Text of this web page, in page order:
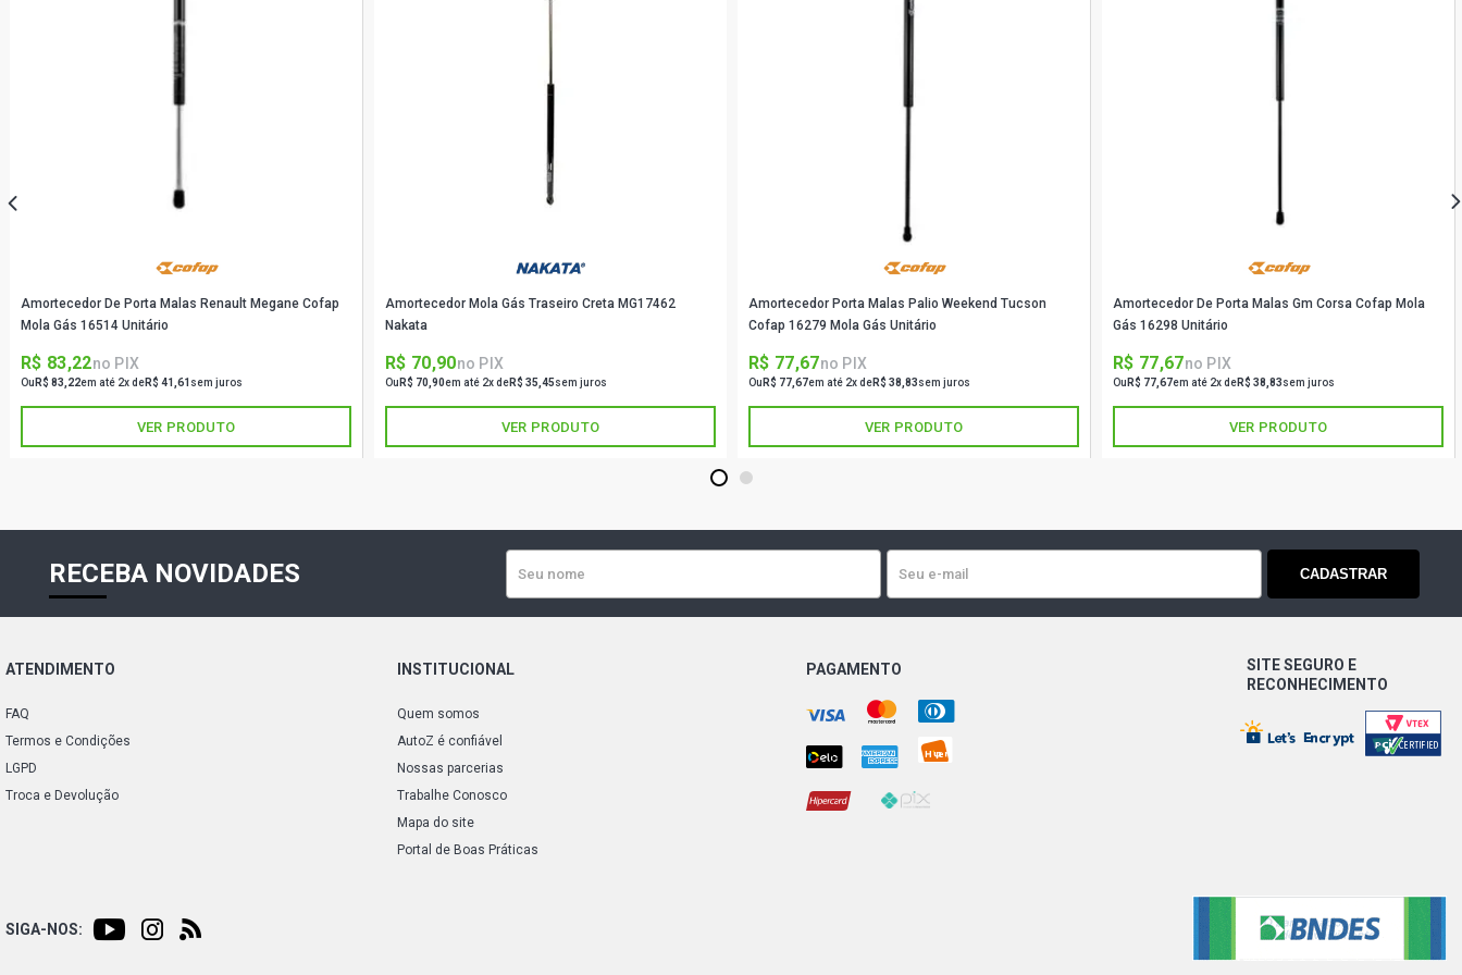
Amortecedor De Porta Malas Renault Megane Cofap
Mola Gás 16514 Unitário
R$ 83,22no PIX
Ou R$ 83,22em até 2x deR$ 41,61 sem juros
VER PRODUTO
Amortecedor Mola Gás Traseiro Creta MG17462
Nakata
R$ 70,90no PIX
Ou R$ 70,90em até 2x deR$ 35,45sem juros
VER PRODUTO
Amortecedor Porta Malas Palio Weekend Tucson
Cofap 16279 Mola Gás Unitário
R$ 77,67no PIX
Ou R$ 77,67em até 2x deR$ 38,83sem juros
VER PRODUTO
Amortecedor De Porta Malas Gm Corsa Cofap Mola
Gás 16298 Unitário
R$ 77,67no PIX
Ou R$ 77,67em até 2x deR$ 38,83sem juros
VER PRODUTO
1 2
RECEBA NOVIDADES CADASTRAR
ATENDIMENTO
FAQ
Termos e Condições
LGPD
Troca e Devolução
INSTITUCIONAL
Quem somos
AutoZ é confiável
Nossas parcerias
Trabalhe Conosco
Mapa do site
Portal de Boas Práticas
PAGAMENTO
SITE SEGURO E
RECONHECIMENTO
SIGA-NOS: